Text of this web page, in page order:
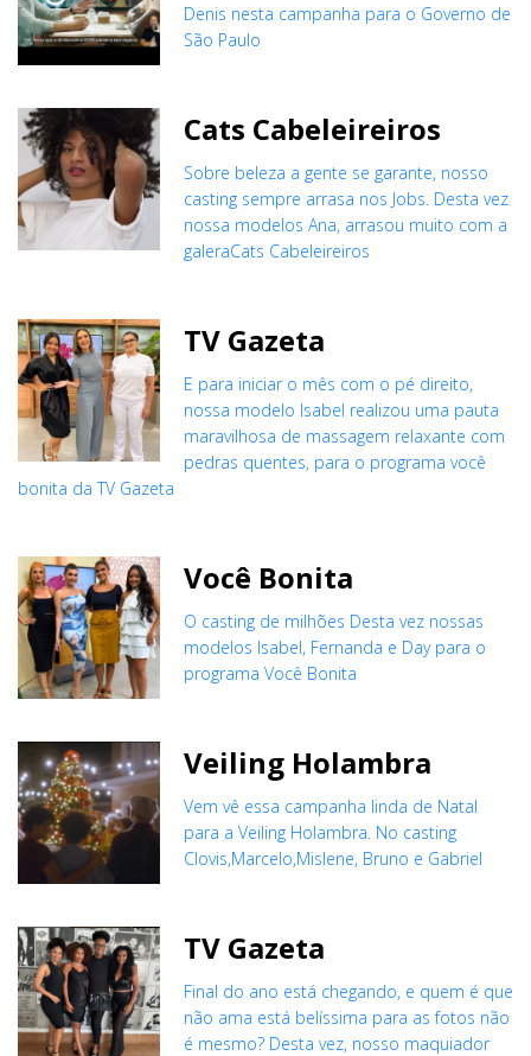
Denis nesta campanha para o Governo de
São Paulo
Cats Cabeleireiros
Sobre beleza a gente se garante, nosso
casting sempre arrasa nos Jobs. Desta vez
nossa modelos Ana, arrasou muito com a
galeraCats Cabeleireiros
TV Gazeta
E para iniciar o mês com o pé direito,
nossa modelo Isabel realizou uma pauta
maravilhosa de massagem relaxante com
pedras quentes, para o programa você
bonita da TV Gazeta
Você Bonita
O casting de milhões Desta vez nossas
modelos Isabel, Fernanda e Day para o
programa Você Bonita
Veiling Holambra
Vem vê essa campanha linda de Natal
para a Veiling Holambra. No casting
Clovis,Marcelo,Mislene, Bruno e Gabriel
TV Gazeta
Final do ano está chegando, e quem é que
não ama está belíssima para as fotos não
é mesmo? Desta vez, nosso maquiador